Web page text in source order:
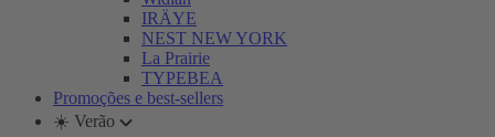
IRÄYE
NEST NEW YORK
La Prairie
TYPEBEA
Promoções e best-sellers
☀️ Verão